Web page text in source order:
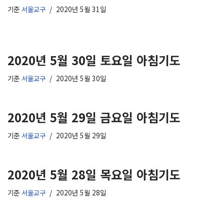
기준 서울교구 2020년 5월 31일
2020년 5월 30일 토요일 아침기도
기준 서울교구 2020년 5월 30일
2020년 5월 29일 금요일 아침기도
기준 서울교구 2020년 5월 29일
2020년 5월 28일 목요일 아침기도
기준 서울교구 2020년 5월 28일